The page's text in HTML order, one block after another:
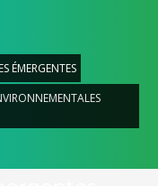
ÉMERGENTES